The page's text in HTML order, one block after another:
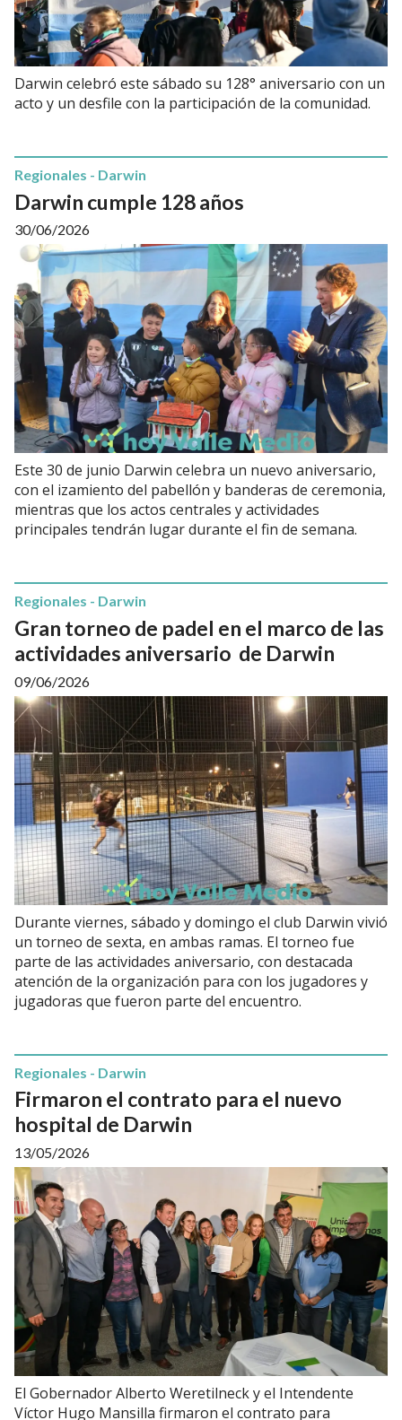
Darwin celebró este sábado su 128° aniversario con un
acto y un desfile con la participación de la comunidad.
Darwin cumple 128 años
Regionales - Darwin
30/06/2026
Este 30 de junio Darwin celebra un nuevo aniversario,
con el izamiento del pabellón y banderas de ceremonia,
mientras que los actos centrales y actividades
principales tendrán lugar durante el fin de semana.
Gran torneo de padel en el marco de las
actividades aniversario de Darwin
Regionales - Darwin
09/06/2026
Durante viernes, sábado y domingo el club Darwin vivió
un torneo de sexta, en ambas ramas. El torneo fue
parte de las actividades aniversario, con destacada
atención de la organización para con los jugadores y
jugadoras que fueron parte del encuentro.
Firmaron el contrato para el nuevo
hospital de Darwin
Regionales - Darwin
13/05/2026
El Gobernador Alberto Weretilneck y el Intendente
Víctor Hugo Mansilla firmaron el contrato para